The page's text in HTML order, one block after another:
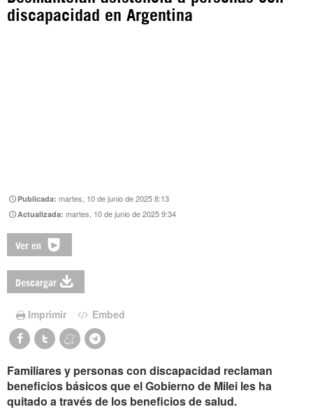
https://urmedium.com/c/hispantv
discapacidad en Argentina
Publicada:martes, 10 de junio de 2025 8:13
Actualizada:martes, 10 de junio de 2025 9:34
Ver en
Descargar
Imprimir Embed
Familiares y personas con discapacidad reclaman
beneficios básicos que el Gobierno de Milei les ha
quitado a través de los beneficios de salud.